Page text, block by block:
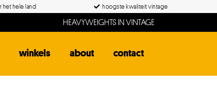
het hele land hoogste kwaliteit vintage
HEAVYWEIGHTS IN VINTAGE
winkels about contact